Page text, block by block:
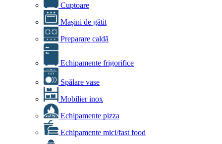
Cuptoare
Mașini de gătit
Preparare caldă
Echipamente frigorifice
Spălare vase
Mobilier inox
Echipamente pizza
Echipamente mici/fast food